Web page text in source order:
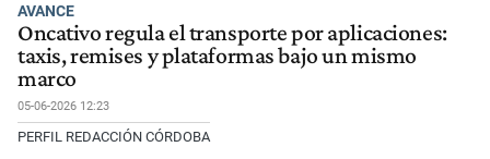
AVANCE
Oncativo regula el transporte por aplicaciones:
taxis, remises y plataformas bajo un mismo
marco
05-06-2026 12:23
PERFIL REDACCIÓN CÓRDOBA